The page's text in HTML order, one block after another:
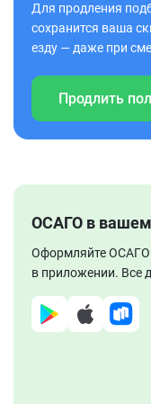
Для продления
сохранится ваша
езду — даже при
Продлить
ОСАГО в
Оформляйте ОСАГО
в приложении. Все